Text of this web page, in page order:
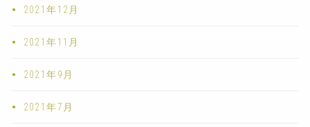
2021年12月
2021年11月
2021年9月
2021年7月